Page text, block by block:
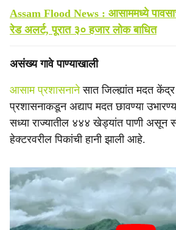
Assam Flood News : आसाममध्ये
रेड अलर्ट, पूरात ३० हजार लोक बाधित
असंख्य गावे पाण्याखाली
आसाम प्रशासनानेसात जिल्ह्यांत मदत
प्रशासनाकडून अद्याप मदत छावण्या
सध्या राज्यातील ४४४ खेड्यांत पाणी असून
हेक्टरवरील पिकांची हानी झाली आहे.